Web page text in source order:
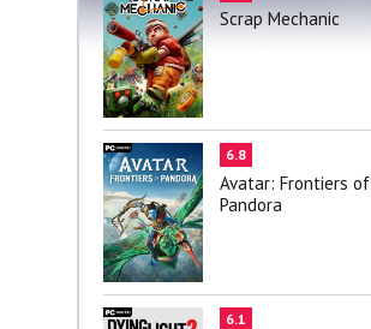
Scrap Mechanic
6.8
Avatar: Frontiers of
Pandora
6.1